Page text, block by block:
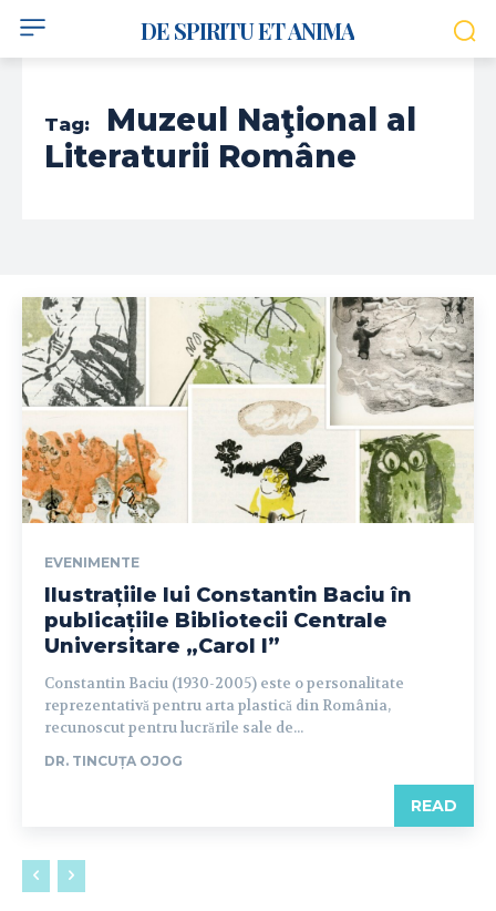
DE SPIRITU ET ANIMA
Tag:
Muzeul Naţional al
Literaturii Române
EVENIMENTE
Ilustrațiile lui Constantin Baciu în
publicațiile Bibliotecii Centrale
Universitare „Carol I”
Constantin Baciu (1930-2005) este o personalitate
reprezentativă pentru arta plastică din România,
recunoscut pentru lucrările sale de...
DR. TINCUȚA OJOG
READ